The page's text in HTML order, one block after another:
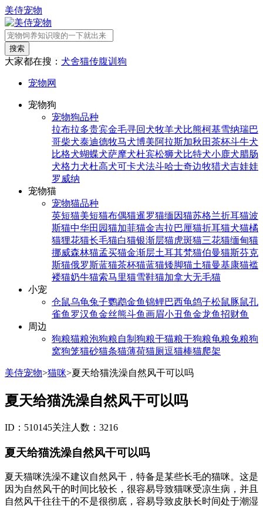
美侍宠物
搜索
大家都在搜： 犬舍猫传腹训狗
宠物网
宠物狗
宠物狗品种
拉布拉多贵宾金毛寻回犬牧羊犬比熊柯基雪纳瑞巴
哥柴犬泰迪德牧马犬博美阿拉斯加秋田茶杯斗牛犬
比格犬蝴蝶犬萨摩犬杜宾松狮犬比特犬小鹿犬腊肠
犬格力犬杜高犬可卡犬法斗哈士奇边牧猎犬吉娃娃
罗威纳
宠物猫
宠物猫品种
英短猫美短猫布偶猫暹罗猫缅因猫苏格兰折耳猫波
斯猫中华田园猫加菲猫金吉拉巴厘猫折耳猫犬猫橘
猫狸花猫长毛猫白猫银渐层猫虎斑猫三花猫缅甸猫
挪威森林猫孟买猫金渐层土耳其梵猫伯曼猫斯芬克
斯猫俄罗斯蓝猫茶杯猫蓝猫矮脚猫土猫曼基康猫褴
褛猫奶牛猫索马里猫雪鞋猫加拿大无毛猫
小宠
仓鼠乌龟兔子鹦鹉金鱼锦鲤巴西龟鸽子松鼠豚鼠孔
雀鱼 罗汉鱼金丝熊斗鱼画眉小丑鱼金龙鱼招财鱼
周边
狗粮猫粮泡狗粮自制狗粮干猫粮干狗粮龟粮兔粮狗
窝狗笼猫砂猫条猫薄荷猫厕逗猫棒猫爬架
美侍宠物>猫咪>夏天给猫洗澡自然风干可以吗
夏天给猫洗澡自然风干可以吗
ID：510145关注人数：3216
夏天给猫洗澡自然风干可以吗
夏天猫咪洗澡不建议自然风干，特备是某些长毛的猫咪。这是
因为自然风干的时间比较长，很容易导致猫咪受凉生病，并且
自然风干往往干的不是很彻底，容易导致皮肤长时间处于潮湿